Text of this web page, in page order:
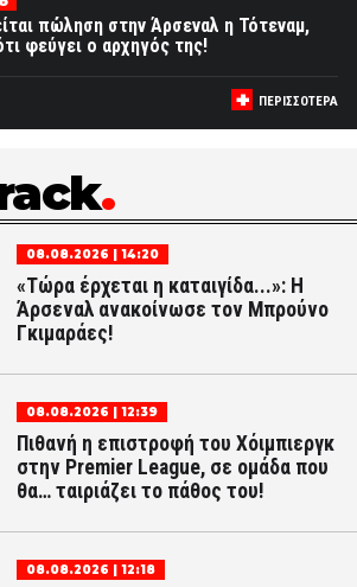
πώληση στην Άρσεναλ η Τότεναμ,
φεύγει ο αρχηγός της!
ΠΕΡΙΣΣΟΤΕΡΑ
08.08.2026 | 14:20
«Τώρα έρχεται η καταιγίδα...»: Η
Άρσεναλ ανακοίνωσε τον Μπρούνο
Γκιμαράες!
08.08.2026 | 12:39
Πιθανή η επιστροφή του Χόιμπιεργκ
στην Premier League, σε ομάδα που
θα… ταιριάζει το πάθος του!
08.08.2026 | 12:18